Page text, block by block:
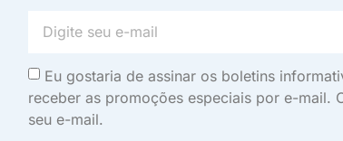
Eu gostaria de assinar os boletins
receber as promoções especiais por e-mail.
seu e-mail.